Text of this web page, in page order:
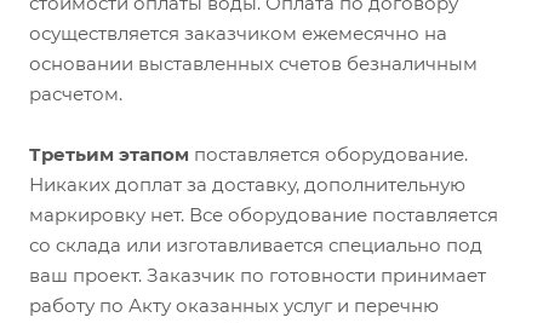
осуществляется заказчиком ежемесячно на
основании выставленных счетов безналичным
расчетом.
Третьим этапом поставляется оборудование.
Никаких доплат за доставку, дополнительную
маркировку нет. Все оборудование поставляется
со склада или изготавливается специально под
ваш проект. Заказчик по готовности принимает
работу по Акту оказанных услуг и перечню